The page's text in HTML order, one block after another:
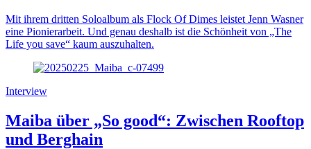
Mit ihrem dritten Soloalbum als Flock Of Dimes leistet Jenn Wasner
eine Pionierarbeit. Und genau deshalb ist die Schönheit von „The
Life you save“ kaum auszuhalten.
Interview
Maiba über „So good“: Zwischen Rooftop
und Berghain